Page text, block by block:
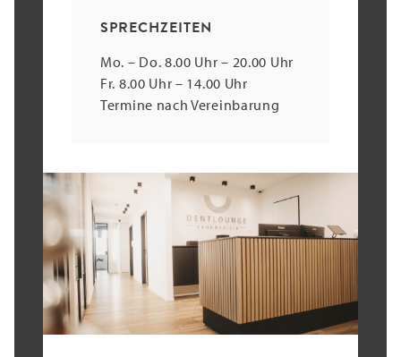
SPRECHZEITEN
Mo. – Do. 8.00 Uhr – 20.00 Uhr
Fr. 8.00 Uhr – 14.00 Uhr
Termine nach Vereinbarung